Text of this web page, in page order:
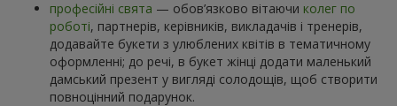
професійні свята — обов’язково вітаючи колег по
роботі, партнерів, керівників, викладачів і тренерів,
додавайте букети з улюблених квітів в тематичному
оформленні; до речі, в букет жінці додати маленький
дамський презент у вигляді солодощів, щоб створити
повноцінний подарунок.